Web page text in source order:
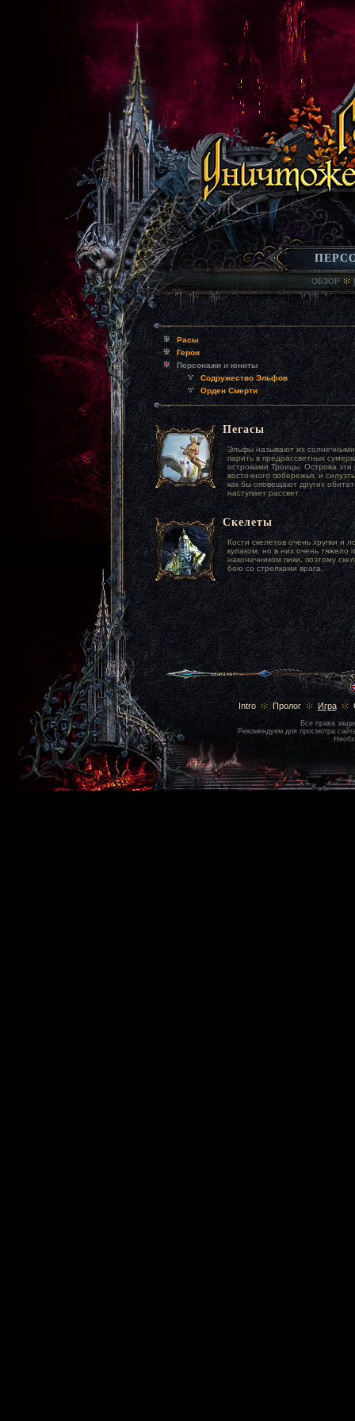
ОБЗОР
Расы
Герои
Персонажи и юниты
Содружество Эльфов
Орден Смерти
Пегасы
Эльфы называют их солнечными
парить в предрассветных
островами Троицы. Острова
восточного побережья, и
как бы оповещают других
наступает рассвет.
Скелеты
Кости скелетов очень хрупки и
кулаком, но в них очень тяжело
наконечником пики, поэтому
бою со стрелками врага.
Intro Пролог Игра
Все права
Рекомендуем для просмотра